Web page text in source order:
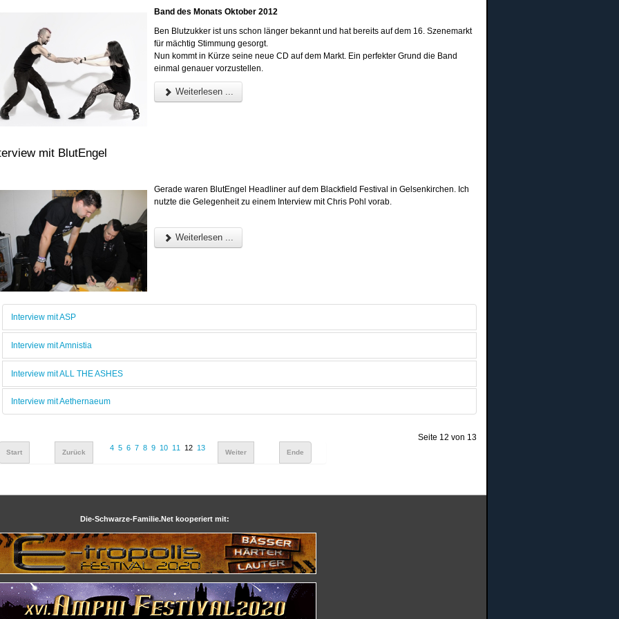
Band des Monats Oktober 2012
Ben Blutzukker ist uns schon länger bekannt und hat bereits auf dem 16. Szenemarkt
für mächtig Stimmung gesorgt.
Nun kommt in Kürze seine neue CD auf dem Markt. Ein perfekter Grund die Band
einmal genauer vorzustellen.
Weiterlesen ...
mit BlutEngel
Gerade waren BlutEngel Headliner auf dem Blackfield Festival in Gelsenkirchen. Ich
nutzte die Gelegenheit zu einem Interview mit Chris Pohl vorab.
Weiterlesen ...
Interview mit ASP
Interview mit Amnistia
Interview mit ALL THE ASHES
Interview mit Aethernaeum
Seite 12 von 13
Start Zurück
4 5 6 7 8 9 10 11 12 13
Weiter Ende
Die-Schwarze-Familie.Net kooperiert mit: